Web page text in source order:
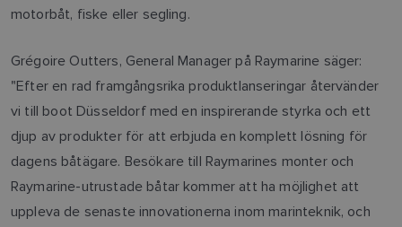
motorbåt, fiske eller segling.
Grégoire Outters, General Manager på Raymarine säger:
"Efter en rad framgångsrika produktlanseringar återvänder
vi till boot Düsseldorf med en inspirerande styrka och ett
djup av produkter för att erbjuda en komplett lösning för
dagens båtägare. Besökare till Raymarines monter och
Raymarine-utrustade båtar kommer att ha möjlighet att
uppleva de senaste innovationerna inom marinteknik, och